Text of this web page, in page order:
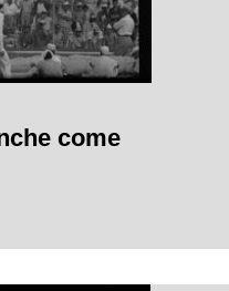
come